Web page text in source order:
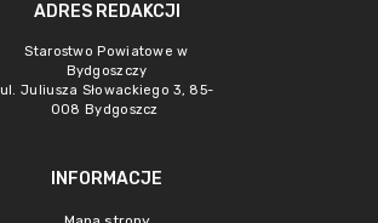
ADRES REDAKCJI
Starostwo Powiatowe w
Bydgoszczy
ul. Juliusza Słowackiego 3, 85-
008 Bydgoszcz
INFORMACJE